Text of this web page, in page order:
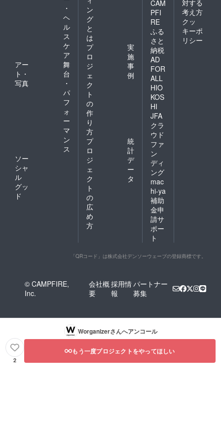
・
ヘ
ル
ス
ケ
ア
アー
ト・
写真
舞
台
・
パ
フ
ォ
ー
マ
ン
ス
ソー
シャ
ル
グッ
ド
ン
グ
と
は
プ
ロ
ジ
ェ
ク
ト
の
作
り
方
実
施
事
例
プ
ロ
ジ
ェ
ク
ト
の
広
め
方
統
計
デ
ー
タ
CAM
PFI
RE
ふる
さと
納税
AD
FOR
ALL
HIO
KOS
HI
JFA
クラ
ウド
ファ
ン
ディ
ング
mac
hi-ya
補助
金申
請サ
ポー
ト
対する
考え方
クッ
キーポ
リシー
「QRコード」は株式会社デンソーウェーブの登録商標です。
© CAMPFIRE,
Inc.
会社概
要
採用情
報
パートナー
募集
Worganizerさんへアンコール
2
もう一度プロジェクトをやってほしい